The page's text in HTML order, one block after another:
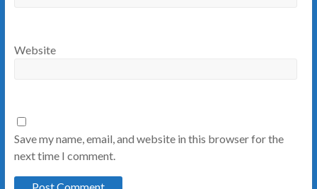
Website
Save my name, email, and website in this browser for the
next time I comment.